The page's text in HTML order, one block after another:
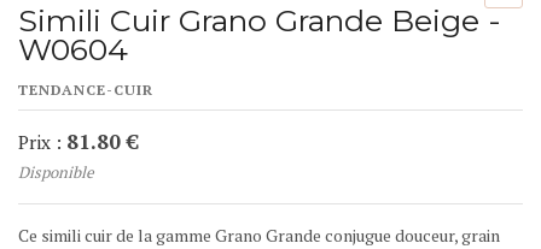
Simili Cuir Grano Grande Beige -
W0604
TENDANCE-CUIR
Prix : 81.80 €
Disponible
Ce simili cuir de la gamme Grano Grande conjugue douceur, grain